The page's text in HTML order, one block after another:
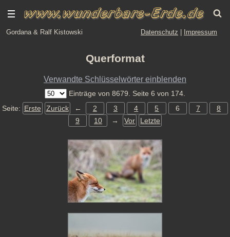
Gordana & Ralf Kistowski Datenschutz Impressum
Querformat
Verwandte Schlüsselwörter einblenden
Einträge von 8679. Seite 6 von 174.
Seite: Erste Zurück ← 2 3 4 5 6 7
8
9
10 → Vor Letzte